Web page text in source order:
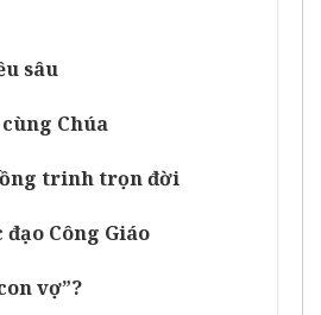
sâu
Chúa
trinh trọn đời
Công Giáo
vợ”?